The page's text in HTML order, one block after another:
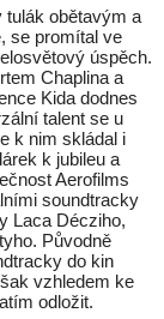
tulák obětavým a
se promítal ve
úspěch.
Chaplina a
Kida dodnes
talent se u
k nim skládal i
k jubileu a
Aerofilms
soundtracky
Laca Décziho,
Původně
do kin
vzhledem ke
odložit.